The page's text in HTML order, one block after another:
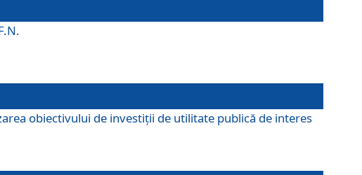
obiectivului de investiții de utilitate publică de interes